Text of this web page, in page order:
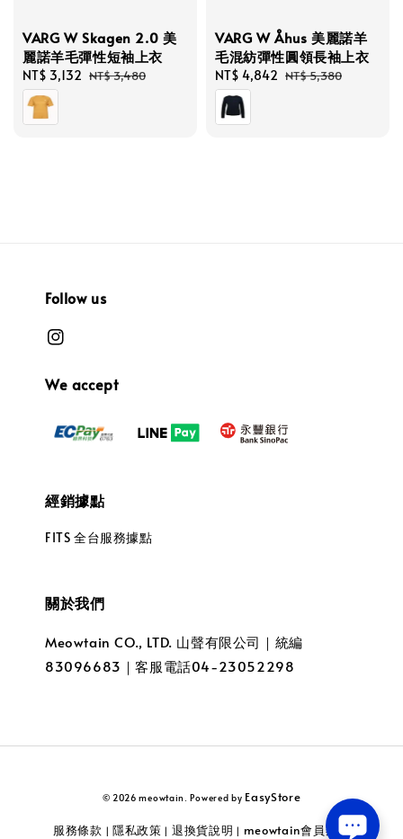
VARG W Skagen 2.0 美
麗諾羊毛彈性短袖上衣
Sale
price
NT$ 3,132 Regular
NT$ 3,480
VARG W Åhus 美麗諾羊
毛混紡彈性圓領長袖上衣
Sale
price
NT$ 4,842 Regular
NT$ 5,380
Follow us
We accept
經銷據點
FITS 全台服務據點
關於我們
Meowtain CO., LTD. 山聲有限公司｜統編
83096683｜客服電話04-23052298
© 2026 meowtain. Powered by EasyStore
服務條款 | 隱私政策 | 退換貨說明 | meowtain會員辦法